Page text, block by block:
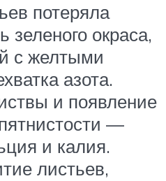
потеряла
зеленого окраса,
с желтыми
азота.
и появление
—
и калия.
листьев,